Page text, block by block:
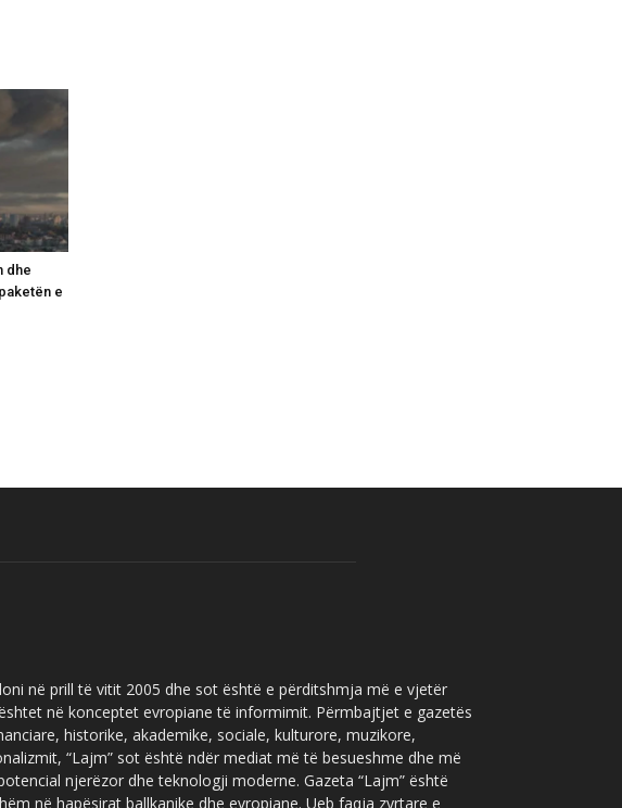
dhe
e
në prill të vitit 2005 dhe sot është e përditshmja më e vjetër
në konceptet evropiane të informimit. Përmbajtjet e gazetës
historike, akademike, sociale, kulturore, muzikore,
“Lajm” sot është ndër mediat më të besueshme dhe më
njerëzor dhe teknologji moderne. Gazeta “Lajm” është
në hapësirat ballkanike dhe evropiane. Ueb faqja zyrtare e